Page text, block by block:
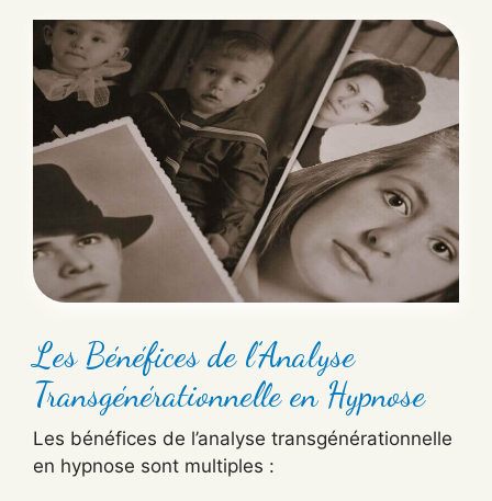
Les Bénéfices de l’Analyse
Transgénérationnelle en Hypnose
Les bénéfices de l’analyse transgénérationnelle
en hypnose sont multiples :